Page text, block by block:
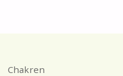
Chakren